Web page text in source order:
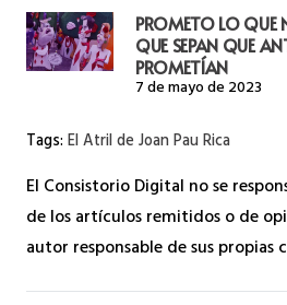
PROMETO LO QUE
QUE SEPAN QUE
PROMETÍAN
7 de mayo de 2023
Tags:El Atril de Joan Pau Rica
El Consistorio Digital no se
de los artículos remitidos o de
autor responsable de sus propias